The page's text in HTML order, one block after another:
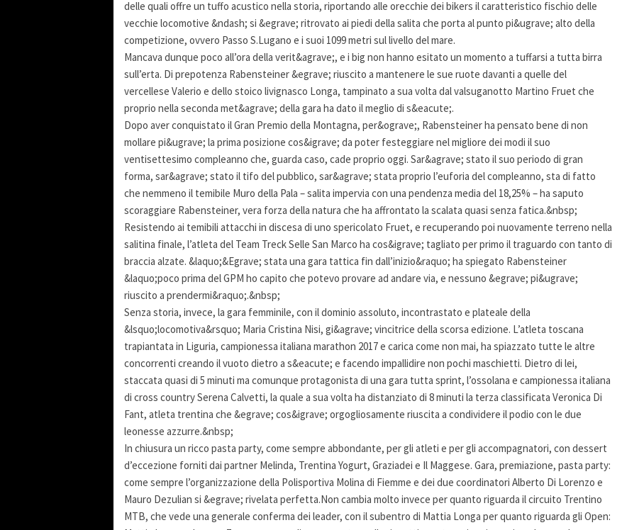
delle quali offre un tuffo acustico nella storia, riportando alle orecchie dei bikers il caratteristico fischio delle
vecchie locomotive &ndash; si &egrave; ritrovato ai piedi della salita che porta al punto pi&ugrave; alto della
competizione, ovvero Passo S.Lugano e i suoi 1099 metri sul livello del mare.
Mancava dunque poco all’ora della verit&agrave;, e i big non hanno esitato un momento a tuffarsi a tutta birra
sull’erta. Di prepotenza Rabensteiner &egrave; riuscito a mantenere le sue ruote davanti a quelle del
vercellese Valerio e dello stoico livignasco Longa, tampinato a sua volta dal valsuganotto Martino Fruet che
proprio nella seconda met&agrave; della gara ha dato il meglio di s&eacute;.
Dopo aver conquistato il Gran Premio della Montagna, per&ograve;, Rabensteiner ha pensato bene di non
mollare pi&ugrave; la prima posizione cos&igrave; da poter festeggiare nel migliore dei modi il suo
ventisettesimo compleanno che, guarda caso, cade proprio oggi. Sar&agrave; stato il suo periodo di gran
forma, sar&agrave; stato il tifo del pubblico, sar&agrave; stata proprio l’euforia del compleanno, sta di fatto
che nemmeno il temibile Muro della Pala – salita impervia con una pendenza media del 18,25% – ha saputo
scoraggiare Rabensteiner, vera forza della natura che ha affrontato la scalata quasi senza fatica.&nbsp;
Resistendo ai temibili attacchi in discesa di uno spericolato Fruet, e recuperando poi nuovamente terreno nella
salitina finale, l’atleta del Team Treck Selle San Marco ha cos&igrave; tagliato per primo il traguardo con tanto di
braccia alzate. &laquo;&Egrave; stata una gara tattica fin dall’inizio&raquo; ha spiegato Rabensteiner
&laquo;poco prima del GPM ho capito che potevo provare ad andare via, e nessuno &egrave; pi&ugrave;
riuscito a prendermi&raquo;.&nbsp;
Senza storia, invece, la gara femminile, con il dominio assoluto, incontrastato e plateale della
&lsquo;locomotiva&rsquo; Maria Cristina Nisi, gi&agrave; vincitrice della scorsa edizione. L’atleta toscana
trapiantata in Liguria, campionessa italiana marathon 2017 e carica come non mai, ha spiazzato tutte le altre
concorrenti creando il vuoto dietro a s&eacute; e facendo impallidire non pochi maschietti. Dietro di lei,
staccata quasi di 5 minuti ma comunque protagonista di una gara tutta sprint, l’ossolana e campionessa italiana
di cross country Serena Calvetti, la quale a sua volta ha distanziato di 8 minuti la terza classificata Veronica Di
Fant, atleta trentina che &egrave; cos&igrave; orgogliosamente riuscita a condividere il podio con le due
leonesse azzurre.&nbsp;
In chiusura un ricco pasta party, come sempre abbondante, per gli atleti e per gli accompagnatori, con dessert
d’eccezione forniti dai partner Melinda, Trentina Yogurt, Graziadei e Il Maggese. Gara, premiazione, pasta party:
come sempre l’organizzazione della Polisportiva Molina di Fiemme e dei due coordinatori Alberto Di Lorenzo e
Mauro Dezulian si &egrave; rivelata perfetta.Non cambia molto invece per quanto riguarda il circuito Trentino
MTB, che vede una generale conferma dei leader, con il subentro di Mattia Longa per quanto riguarda gli Open: